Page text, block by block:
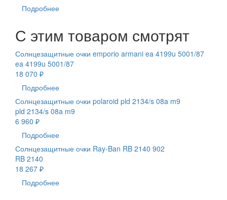
Подробнее
С этим товаром смотрят
Солнцезащитные очки emporio armani ea 4199u 5001/87
ea 4199u 5001/87
18 070 ₽
Подробнее
Солнцезащитные очки polaroid pld 2134/s 08a m9
pld 2134/s 08a m9
6 960 ₽
Подробнее
Солнцезащитные очки Ray-Ban RB 2140 902
RB 2140
18 267 ₽
Подробнее